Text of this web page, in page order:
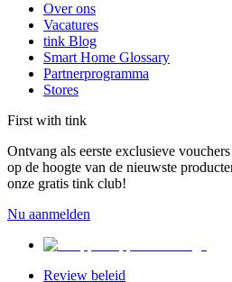
Over ons
Vacatures
tink Blog
Smart Home Glossary
Partnerprogramma
Stores
First with tink
Ontvang als eerste exclusieve
op de hoogte van de nieuwste
onze gratis tink club!
Nu aanmelden
Review beleid